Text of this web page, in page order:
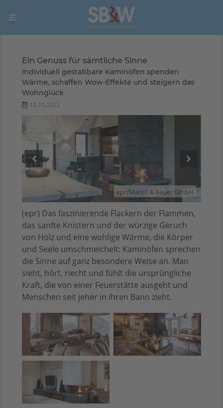
Ein Genuss für sämtliche Sinne
Individuell gestaltbare Kaminöfen spenden
Wärme, schaffen Wow-Effekte und steigern das
Wohnglück
10.10.2022
epr/Mandl & Bauer GmbH
(epr) Das faszinierende Flackern der Flammen,
das sanfte Knistern und der würzige Geruch
von Holz und eine wohlige Wärme, die Körper
und Seele umschmeichelt: Kaminöfen sprechen
die Sinne auf ganz besondere Weise an. Man
sieht, hört, riecht und fühlt die ursprüngliche
Kraft, die von einer Feuerstätte ausgeht und
Menschen seit jeher in ihren Bann zieht.